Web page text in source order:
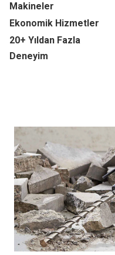
Makineler
Ekonomik Hizmetler
20+ Yıldan Fazla
Deneyim